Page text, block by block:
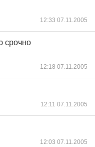
12:33 07.11.2005
срочно
12:18 07.11.2005
12:11 07.11.2005
12:03 07.11.2005